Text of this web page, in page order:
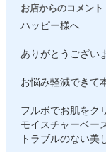
お店からのコメント
ハッピー様へ
ありがとうござい
お悩み軽減できて
フルボでお肌をク
モイスチャーベー
トラブルのない美